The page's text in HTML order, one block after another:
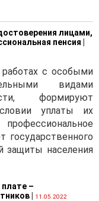
лицами,
пенсия
с особыми
видами
формируют
уплаты их
государственного
защиты населения
–
11.05.2022